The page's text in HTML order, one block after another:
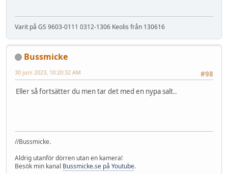
Varit på GS 9603-0111 0312-1306 Keolis från 130616
Bussmicke
#98
30 juni 2023, 10:20:32 AM
Eller så fortsätter du men tar det med en nypa salt..
//Bussmicke.
Aldrig utanför dörren utan en kamera!
Besök min kanal Bussmicke.se på Youtube.